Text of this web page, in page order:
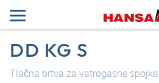
DD KG S
Tlačna brtva za vatrogasne spojke